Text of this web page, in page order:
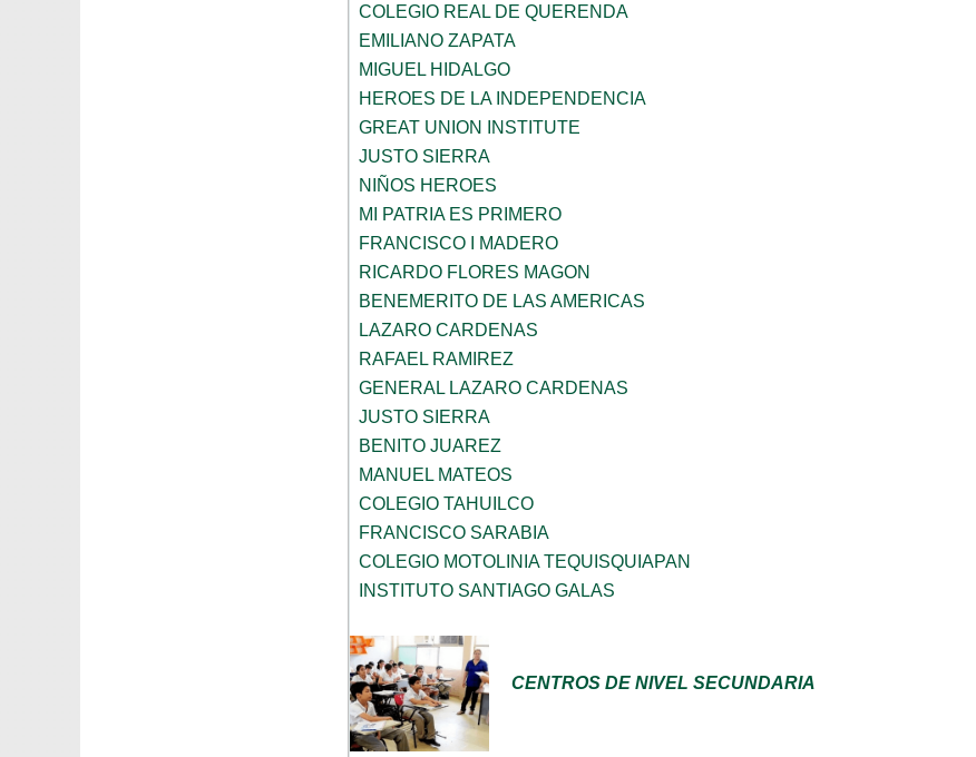
COLEGIO REAL DE QUERENDA
EMILIANO ZAPATA
MIGUEL HIDALGO
HEROES DE LA INDEPENDENCIA
GREAT UNION INSTITUTE
JUSTO SIERRA
NIÑOS HEROES
MI PATRIA ES PRIMERO
FRANCISCO I MADERO
RICARDO FLORES MAGON
BENEMERITO DE LAS AMERICAS
LAZARO CARDENAS
RAFAEL RAMIREZ
GENERAL LAZARO CARDENAS
JUSTO SIERRA
BENITO JUAREZ
MANUEL MATEOS
COLEGIO TAHUILCO
FRANCISCO SARABIA
COLEGIO MOTOLINIA TEQUISQUIAPAN
INSTITUTO SANTIAGO GALAS
CENTROS DE NIVEL SECUNDARIA